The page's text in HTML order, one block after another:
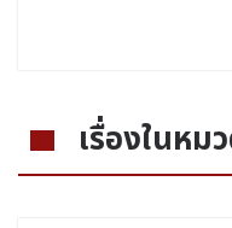
เรื่องในหม